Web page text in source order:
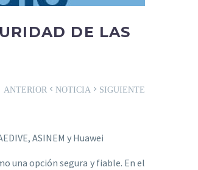
DE LAS
ANTERIOR NOTICIASIGUIENTE
ASINEM y Huawei
una opción segura y fiable. En el